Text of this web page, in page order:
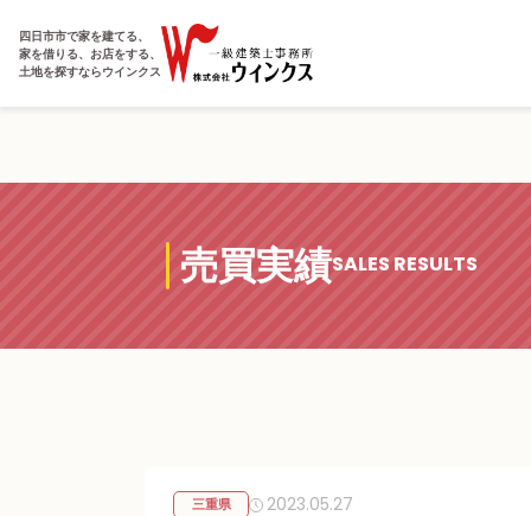
四日市市で家を建てる、
家を借りる、お店をする、
土地を探すならウインクス
売買実績SALES RESULTS
三重県 2023.05.27